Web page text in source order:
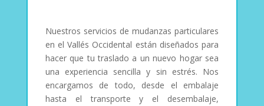
Nuestros servicios de mudanzas particulares
en el Vallés Occidental están diseñados para
hacer que tu traslado a un nuevo hogar sea
una experiencia sencilla y sin estrés. Nos
encargamos de todo, desde el embalaje
hasta el transporte y el desembalaje,